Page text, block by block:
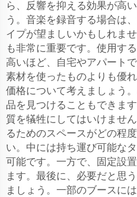
ら、反響を抑える効果が高
う。音楽を録音する場合は
イプが望ましいかもしれま
も非常に重要です。使用す
高いほど、自宅やアパート
素材を使ったものよりも優
価格について考えましょう
品を見つけることもできま
質を犠牲にしてはいけませ
るためのスペースがどの程
い。中には持ち運び可能な
可能です。一方で、固定設
ます。最後に、必要だと思
ましょう。一部のブースには